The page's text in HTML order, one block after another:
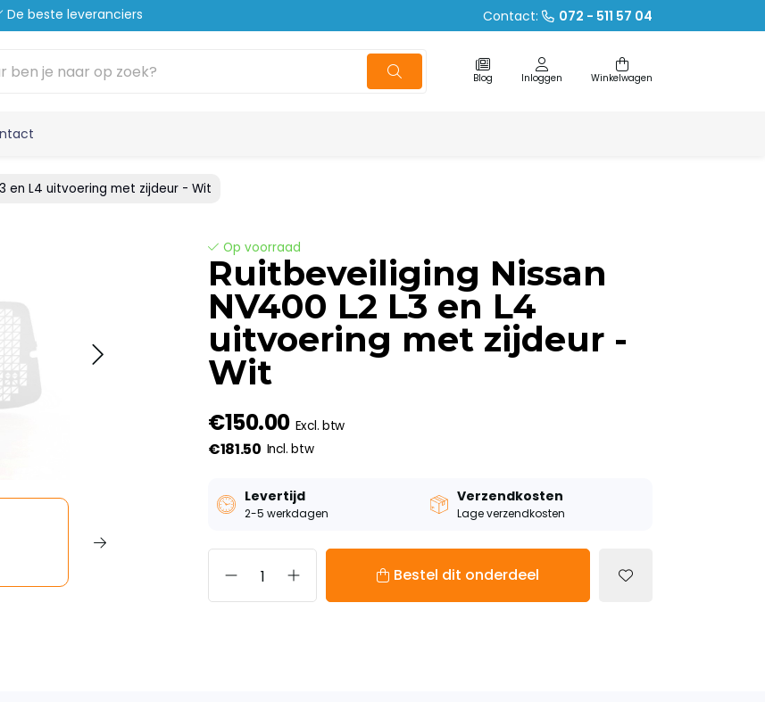
De beste leveranciers Contact: 072 - 511 57 04
Blog Inloggen Winkelwagen
en L4 uitvoering met zijdeur - Wit
Op voorraad
Ruitbeveiliging Nissan
NV400 L2 L3 en L4
uitvoering met zijdeur -
Wit
€150.00 Excl. btw
€181.50 Incl. btw
Levertijd
2-5 werkdagen
Verzendkosten
Lage verzendkosten
Bestel dit onderdeel